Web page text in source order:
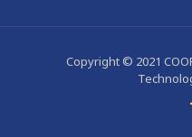
Copyright © 2021